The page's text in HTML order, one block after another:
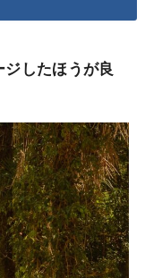
したほうが良